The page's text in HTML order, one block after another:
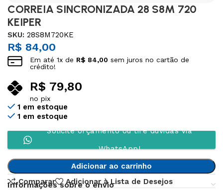
CORREIA SINCRONIZADA 28 S8M 720
KEIPER
SKU:28S8M720KE
R$ 84,00
Em até1x de R$ 84,00 sem juros no cartão de
crédito!
R$ 79,80
no pix
1 em estoque
1 em estoque
Solicite orçamento ou tire dúvidas via
WhatsApp!
Adicionar ao carrinho
Comparar
Adicionar à Lista de Desejos
Informações sobre o envio